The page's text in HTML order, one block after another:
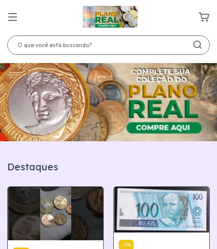
Destaques
-17%